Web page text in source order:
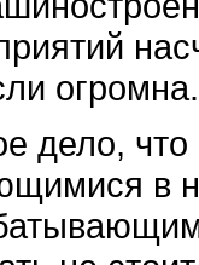
огромна.
дело,
в